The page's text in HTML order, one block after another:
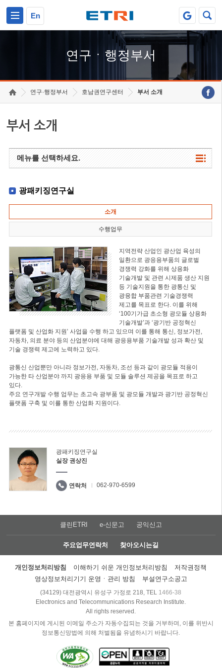
En
연구ㆍ행정부서
연구·행정부서 호남권연구센터 부서 소개
부서 소개
메뉴를 선택하세요.
광패키징연구실
소개
수행업무
지역전략 산업인 광산업 육성의
일환으로 광응용부품의 글로벌
경쟁력 강화를 위해 상용화
기술개발 및 관련 시제품 생산 지원
등 기술지원을 통한 광통신 및
광융합 부품관련 기술경쟁력
제고를 목표로 한다. 이를 위해
‘100기가급 초소형 광모듈 상용화
기술개발’과 ‘광기반 공정혁신
플랫폼 및 산업화 지원’ 사업을 수행 하고 있으며 이를 통해 통신, 정보가전,
자동차, 의료 분야 등의 산업분야에 대해 광응용부품 기술개발 성과 확산 및
기술 경쟁력 제고에 노력하고 있다.
광통신 산업뿐만 아니라 정보가전, 자동차, 조선 등과 같이 광모듈 적용이
가능한 타 산업분야 까지 광응용 부품 및 모듈 솔루션 제공을 목표로 하고
있다.
주요 연구개발 수행 업무는 초고속 광부품 및 광모듈 개발과 광기반 공정혁신
플랫폼 구축 및 이를 통한 산업화 지원이다.
광패키징연구실
실장 권상진
연락처 062-970-6599
클린ETRI e-신문고 공익신고
주요업무연락처 찾아오시는길
개인정보처리방침 이해하기 쉬운 개인정보처리방침
저작권정책
영상정보처리기기 운영ㆍ관리 방침
부설연구소공고
(34129) 대전광역시 유성구 가정로 218, TEL 1466-38
Electronics and Telecommunications Research Institute.
All rights reserved.
본 홈페이지에 게시된 이메일 주소가 자동수집되는 것을 거부하며, 이를 위반시
정보통신망법에 의해 처벌됨을 유념하시기 바랍니다.